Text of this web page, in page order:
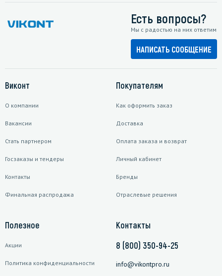
Есть вопросы?
Мы с радостью на них ответим
НАПИСАТЬ СООБЩЕНИЕ
Виконт
О компании
Вакансии
Стать партнером
Госзаказы и тендеры
Контакты
Финальная распродажа
Покупателям
Как оформить заказ
Доставка
Оплата заказа и возврат
Личный кабинет
Бренды
Отраслевые решения
Полезное
Акции
Политика конфиденциальности
Контакты
8 (800) 350-94-25
info@vikontpro.ru